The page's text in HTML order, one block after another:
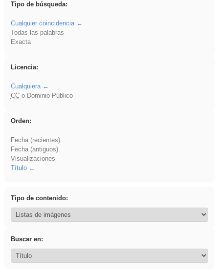
Tipo de búsqueda:
Cualquier coincidencia
Todas las palabras
Exacta
Licencia:
Cualquiera
CCo Dominio Público
Orden:
Fecha (recientes)
Fecha (antiguos)
Visualizaciones
Título
Tipo de contenido:
Buscar en: